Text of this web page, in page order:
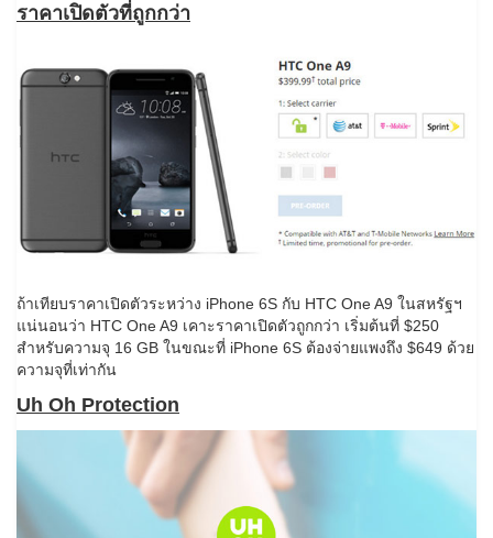
ราคาเปิดตัวที่ถูกกว่า
ถ้าเทียบราคาเปิดตัวระหว่าง iPhone 6S กับ HTC One A9 ในสหรัฐฯ​
แน่นอนว่า HTC One A9 เคาะราคาเปิดตัวถูกกว่า เริ่มต้นที่ $250
สำหรับความจุ 16 GB ในขณะที่ iPhone 6S ต้องจ่ายแพงถึง $649 ด้วย
ความจุที่เท่ากัน
Uh Oh Protection